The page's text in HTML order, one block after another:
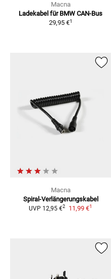
Macna
Ladekabel für BMW CAN-Bus
29,95 €1
Macna
Spiral-Verlängerungskabel
UVP 12,95 €2 11,99 €1